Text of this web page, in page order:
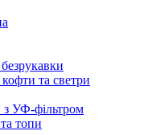
та светри
з УФ-фільтром
топи